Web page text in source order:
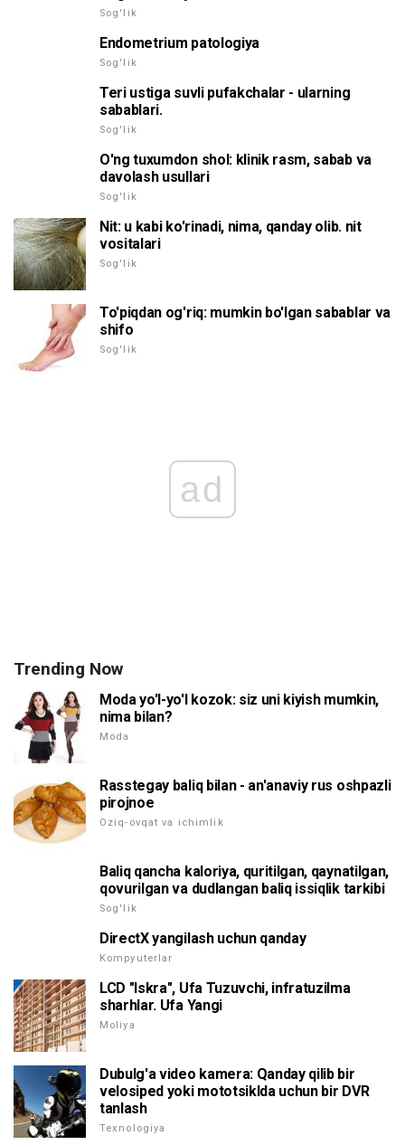
Sog'lik
Endometrium patologiya
Sog'lik
Teri ustiga suvli pufakchalar - ularning
sabablari.
Sog'lik
O'ng tuxumdon shol: klinik rasm, sabab va
davolash usullari
Sog'lik
Nit: u kabi ko'rinadi, nima, qanday olib. nit
vositalari
Sog'lik
To'piqdan og'riq: mumkin bo'lgan sabablar va
shifo
Sog'lik
ad
Trending Now
Moda yo'l-yo'l kozok: siz uni kiyish mumkin,
nima bilan?
Moda
Rasstegay baliq bilan - an'anaviy rus oshpazli
pirojnoe
Oziq-ovqat va ichimlik
Baliq qancha kaloriya, quritilgan, qaynatilgan,
qovurilgan va dudlangan baliq issiqlik tarkibi
Sog'lik
DirectX yangilash uchun qanday
Kompyuterlar
LCD "Iskra", Ufa Tuzuvchi, infratuzilma
sharhlar. Ufa Yangi
Moliya
Dubulg'a video kamera: Qanday qilib bir
velosiped yoki mototsiklda uchun bir DVR
tanlash
Texnologiya